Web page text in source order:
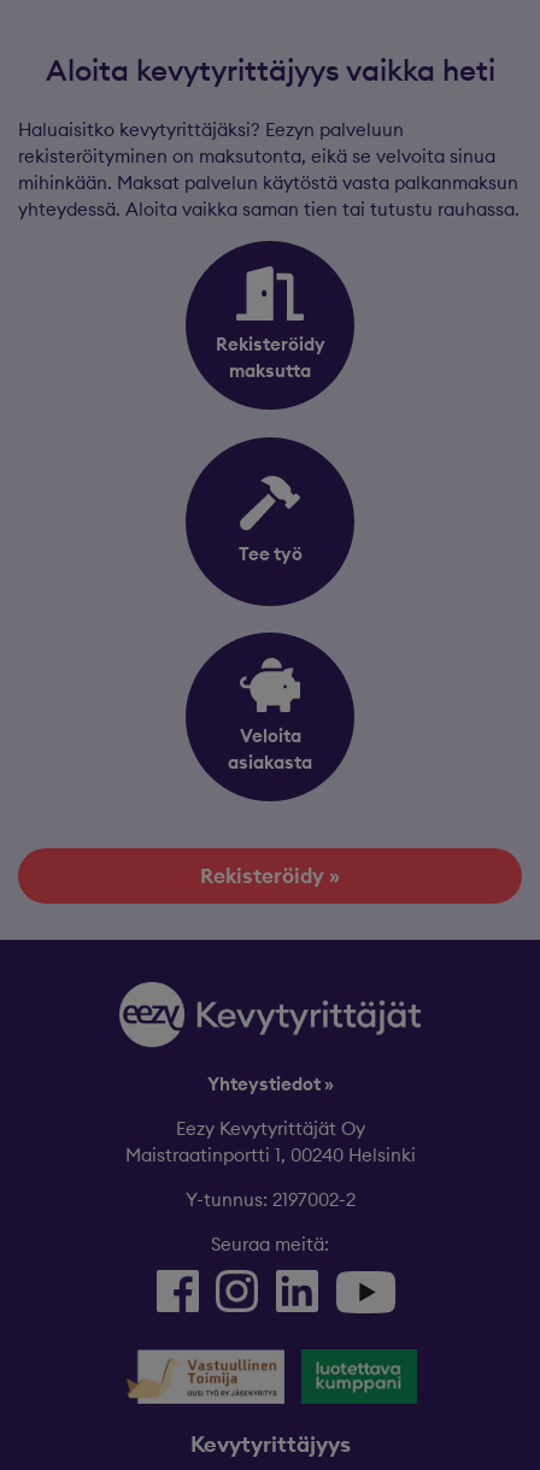
Aloita kevytyrittäjyys vaikka heti
Haluaisitko kevytyrittäjäksi? Eezyn palveluun
rekisteröityminen on maksutonta, eikä se velvoita sinua
mihinkään. Maksat palvelun käytöstä vasta palkanmaksun
yhteydessä. Aloita vaikka saman tien tai tutustu rauhassa.
Rekisteröidy
maksutta
Tee työ
Veloita
asiakasta
Rekisteröidy »
Yhteystiedot »
Eezy Kevytyrittäjät Oy
Maistraatinportti 1, 00240 Helsinki
Y-tunnus: 2197002-2
Seuraa meitä:
Kevytyrittäjyys